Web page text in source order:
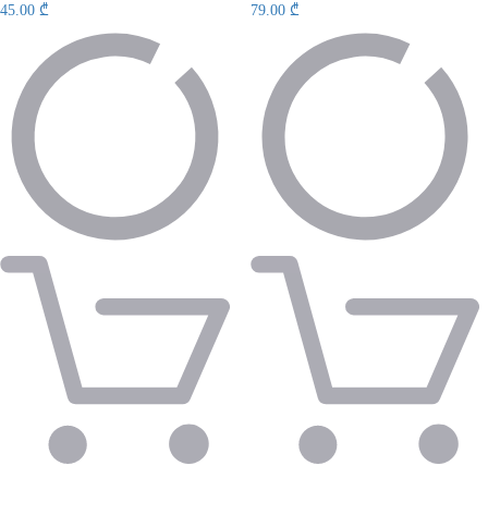
45.00 ₾ 79.00 ₾